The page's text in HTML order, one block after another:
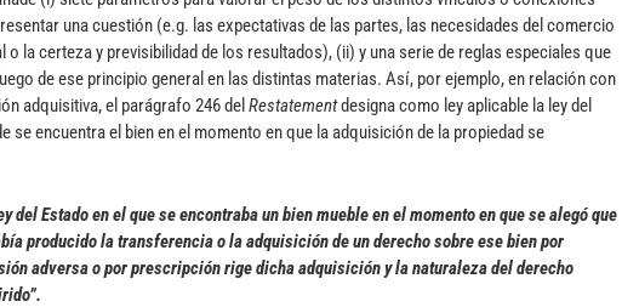
una cuestión (e.g. las expectativas de las partes, las necesidades del comercio
o la certeza y previsibilidad de los resultados), (ii) y una serie de reglas especiales que
de ese principio general en las distintas materias. Así, por ejemplo, en relación con
adquisitiva, el parágrafo 246 del Restatementdesigna como ley aplicable la ley del
se encuentra el bien en el momento en que la adquisición de la propiedad se
del Estado en el que se encontraba un bien mueble en el momento en que se alegó que
producido la transferencia o la adquisición de un derecho sobre ese bien por
adversa o por prescripción rige dicha adquisición y la naturaleza del derecho